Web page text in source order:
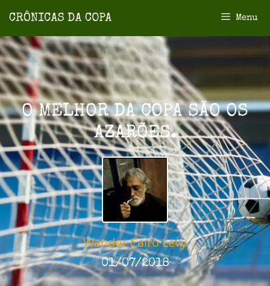
Menu
O MELHOR DA COPA SÃO OS
AZARÕES.
Wander Cairo Levy
01/07/2018